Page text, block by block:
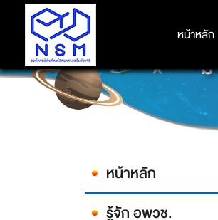
หน้าหลัก
หน้าหลัก
องค์การพิพิธภัณฑ์วิทย
หน้าหลัก
รู้จัก อพวช.